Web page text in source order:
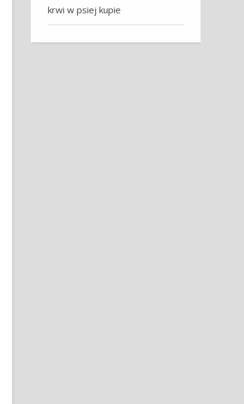
krwi w psiej kupie